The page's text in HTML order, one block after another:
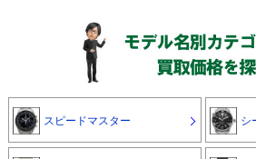
スピードマスター シ